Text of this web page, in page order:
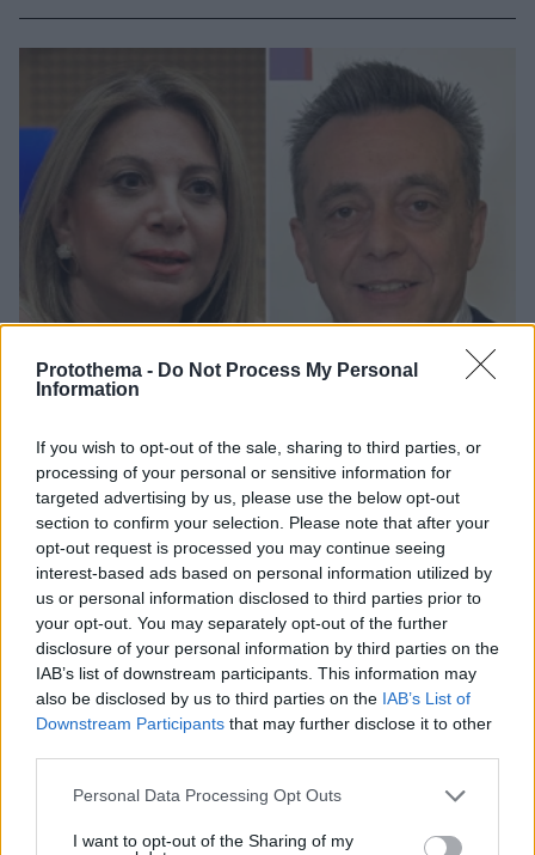
Protothema - Do Not Process My Personal
Information
If you wish to opt-out of the sale, sharing to third parties, or
processing of your personal or sensitive information for
targeted advertising by us, please use the below opt-out
section to confirm your selection. Please note that after your
opt-out request is processed you may continue seeing
interest-based ads based on personal information utilized by
us or personal information disclosed to third parties prior to
your opt-out. You may separately opt-out of the further
disclosure of your personal information by third parties on the
IAB’s list of downstream participants. This information may
also be disclosed by us to third parties on the IAB’s List of
Downstream Participants that may further disclose it to other
Please note that this website/app uses one or more Google
not limited to your visit or usage behaviour. You may click to
Personal Data Processing Opt Outs
I want to opt-out of the Sharing of my
Εγκαταλείπει το κόμμα Καρυστιανού και ο
επιχειρηματίας Νίκος Μπρουτζάκης: Καταγγέλλει
κλειστή κάστα, «λένε προδότες και πληρωμένους
όσους αποχωρούν»
08.08.2026, 18:48